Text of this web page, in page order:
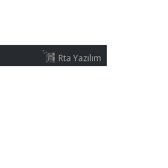
Rta Yazılım